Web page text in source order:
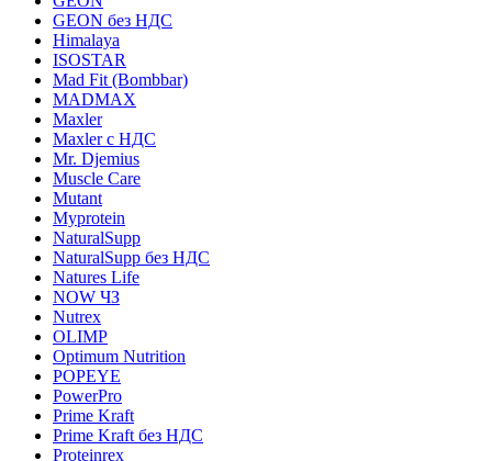
GEON без НДС
Himalaya
ISOSTAR
Mad Fit (Bombbar)
MADMAX
Maxler
Maxler с НДС
Mr. Djemius
Muscle Care
Mutant
Myprotein
NaturalSupp
NaturalSupp без НДС
Natures Life
NOW ЧЗ
Nutrex
OLIMP
Optimum Nutrition
POPEYE
PowerPro
Prime Kraft
Prime Kraft без НДС
Proteinrex